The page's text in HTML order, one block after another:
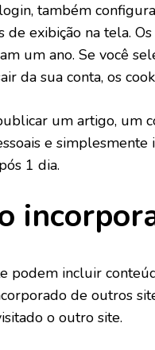
também
de exibição na tela.
um ano. Se você
da sua conta, os
um artigo, um
e
1 dia.
podem incluir
de outros
o outro site.